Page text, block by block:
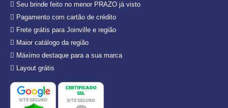
Seu brinde feito no menor PRAZO já visto
Pagamento com cartão de crédito
Frete grátis para Joinville e região
Maior catálogo da região
Máximo destaque para a sua marca
Layout grátis